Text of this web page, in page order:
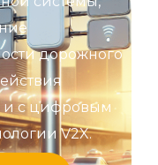
дорожного
и с цифровым
V2X.